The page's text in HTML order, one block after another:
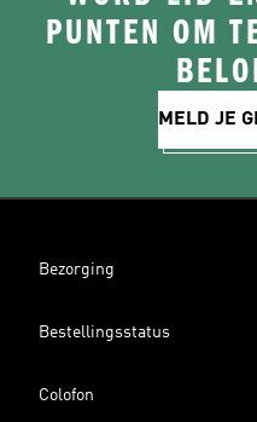
PUNTEN OM
MELD JE
Bezorging
Bestellingsstatus
Colofon